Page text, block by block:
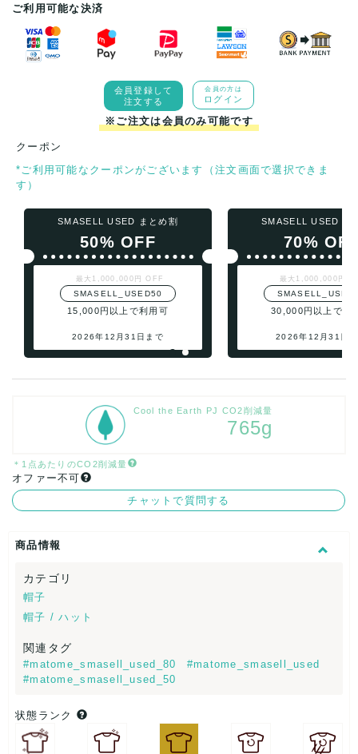
ご利用可能な決済
会員登録して
注文する
会員の方は
ログイン
※ご注文は会員のみ可能です
クーポン
*ご利用可能なクーポンがございます（注文画面で選択できま
す）
SMASELL USED まとめ割
50% OFF
最大1,000,000円 OFF
SMASELL_USED50
15,000円以上で利用可
2026年12月31日まで
SMASELL USED ま
70%
最大1,000,000円
30,000円以上で利
2026年12月31日
Cool the Earth PJ CO2削減量
765g
＊1点あたりのCO2削減量
オファー不可
チャットで質問する
商品情報
カテゴリ
帽子
帽子 / ハット
関連タグ
#matome_smasell_used_80
#matome_smasell_used
#matome_smasell_used_50
状態ランク